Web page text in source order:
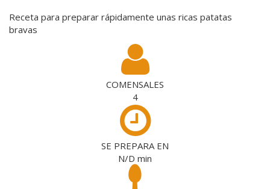
Receta para preparar rápidamente unas ricas patatas
bravas
COMENSALES
4
SE PREPARA EN
N/D min